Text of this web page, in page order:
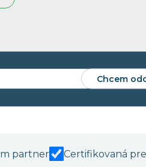
Chcem
partner Certifikovaná